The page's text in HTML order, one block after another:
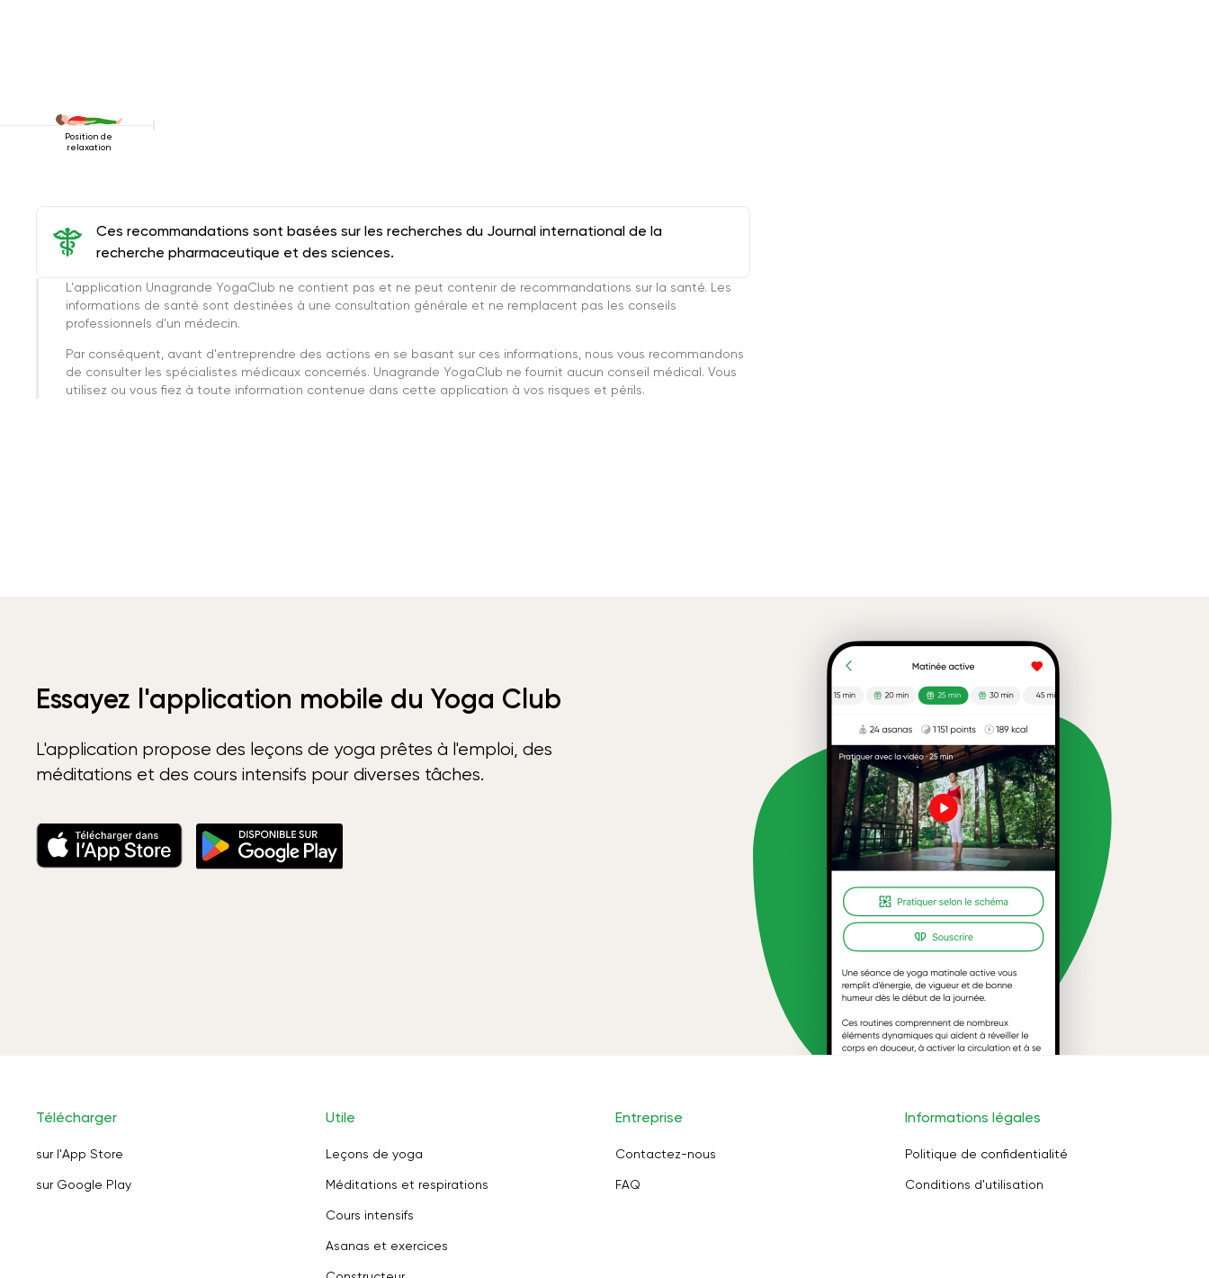
Position de
relaxation
Ces recommandations sont basées sur les recherches du Journal international de la
recherche pharmaceutique et des sciences.
L'application Unagrande YogaClub ne contient pas et ne peut contenir de recommandations sur la santé. Les
informations de santé sont destinées à une consultation générale et ne remplacent pas les conseils
professionnels d'un médecin.
Par conséquent, avant d'entreprendre des actions en se basant sur ces informations, nous vous recommandons
de consulter les spécialistes médicaux concernés. Unagrande YogaClub ne fournit aucun conseil médical. Vous
utilisez ou vous fiez à toute information contenue dans cette application à vos risques et périls.
Essayez l'application mobile du Yoga Club
L'application propose des leçons de yoga prêtes à l'emploi, des
méditations et des cours intensifs pour diverses tâches.
Télécharger
sur l'App Store
sur Google Play
Utile
Leçons de yoga
Méditations et respirations
Cours intensifs
Asanas et exercices
Entreprise
Contactez-nous
FAQ
Informations légales
Politique de confidentialité
Conditions d'utilisation